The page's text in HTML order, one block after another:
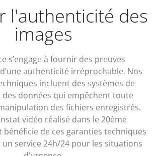
l'authenticité des
images
s’engage à fournir des preuves
authenticité irréprochable. Nos
incluent des systèmes de
données qui empêchent toute
des fichiers enregistrés.
vidéo réalisé dans le 20ème
de ces garanties techniques
un service 24h/24 pour les situations